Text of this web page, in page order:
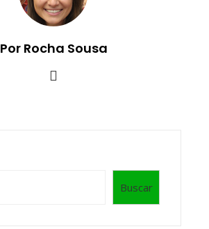
Por Rocha Sousa
Buscar